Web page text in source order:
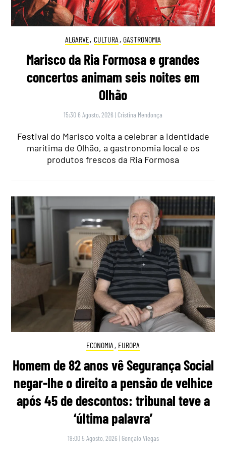
ALGARVE, CULTURA , GASTRONOMIA
Marisco da Ria Formosa e grandes
concertos animam seis noites em
Olhão
15:30 6 Agosto, 2026 | Cristina Mendonça
Festival do Marisco volta a celebrar a identidade
marítima de Olhão, a gastronomia local e os
produtos frescos da Ria Formosa
ECONOMIA , EUROPA
Homem de 82 anos vê Segurança Social
negar-lhe o direito a pensão de velhice
após 45 de descontos: tribunal teve a
‘última palavra’
19:00 5 Agosto, 2026 | Gonçalo Viegas